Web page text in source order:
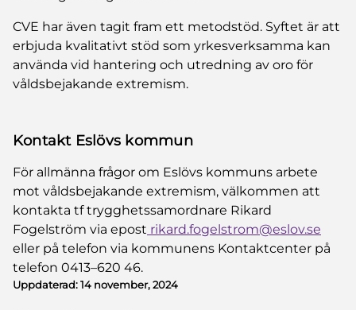
CVE har även tagit fram ett metodstöd. Syftet är att
erbjuda kvalitativt stöd som yrkesverksamma kan
använda vid hantering och utredning av oro för
våldsbejakande extremism.
Kontakt Eslövs kommun
För allmänna frågor om Eslövs kommuns arbete
mot våldsbejakande extremism, välkommen att
kontakta tf trygghetssamordnare Rikard
Fogelström via epost rikard.fogelstrom@eslov.se
eller på telefon via kommunens Kontaktcenter på
telefon 0413–620 46.
Uppdaterad:14 november, 2024